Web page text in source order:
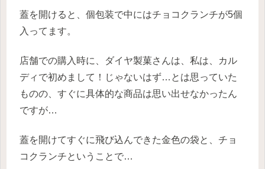
蓋を開けると、個包装で中にはチョコクランチが5個
入ってます。
店舗での購入時に、ダイヤ製菓さんは、私は、カル
ディで初めまして！じゃないはず…とは思っていた
ものの、すぐに具体的な商品は思い出せなかったん
ですが…
蓋を開けてすぐに飛び込んできた金色の袋と、チョ
コクランチということで…